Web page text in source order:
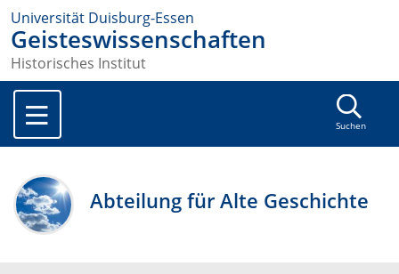
Universität Duisburg-Essen
Geisteswissenschaften
Historisches Institut
Suchen
Abteilung für Alte Geschichte